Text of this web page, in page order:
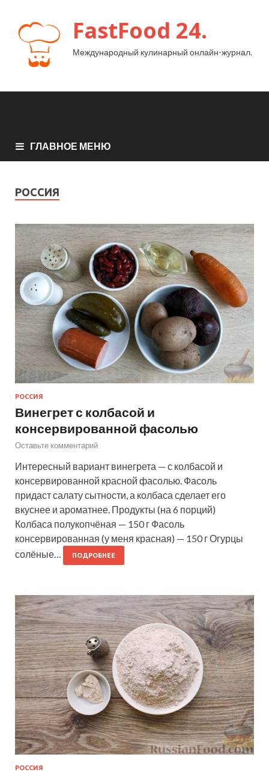
FastFood 24.
Международный кулинарный онлайн-журнал.
ГЛАВНОЕ МЕНЮ
РОССИЯ
РОССИЯ
Винегрет с колбасой и
консервированной фасолью
Оставьте комментарий
Интересный вариант винегрета — с колбасой и
консервированной красной фасолью. Фасоль
придаст салату сытности, а колбаса сделает его
вкуснее и ароматнее. Продукты (на 6 порций)
Колбаса полукопчёная — 150 г Фасоль
консервированная (у меня красная) — 150 г Огурцы
солёные…
ПОДРОБНЕЕ
РОССИЯ